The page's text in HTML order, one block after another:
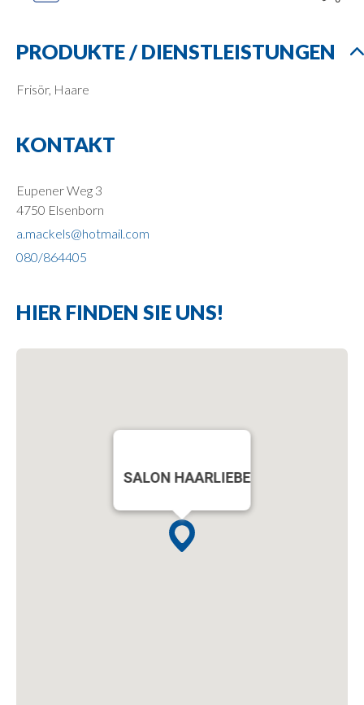
PRODUKTE / DIENSTLEISTUNGEN
Frisör, Haare
KONTAKT
Eupener Weg 3
4750 Elsenborn
a.mackels@hotmail.com
080/864405
HIER FINDEN SIE UNS!
SALON HAARLIEBE